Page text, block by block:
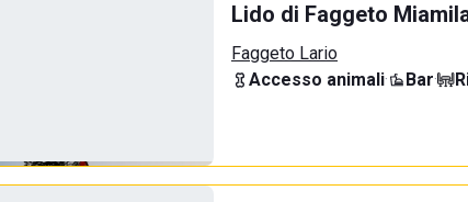
Lido di Faggeto
Faggeto Lario
Accesso animali· Bar·